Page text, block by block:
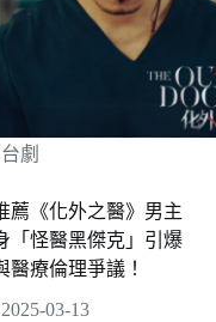
台劇
薦《化外之醫》男主
「怪醫黑傑克」引爆
醫療倫理爭議！
2025-03-13